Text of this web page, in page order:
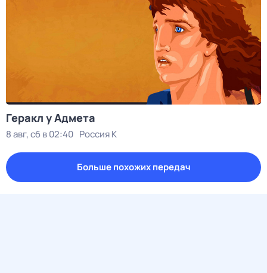
Геракл у Адмета
8 авг, сб в 02:40 Россия К
Больше похожих передач